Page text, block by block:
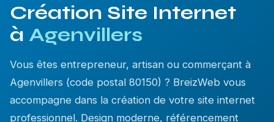
Création Site Internet
à Agenvillers
Vous êtes entrepreneur, artisan ou commerçant à
Agenvillers (code postal 80150) ? BreizWeb vous
accompagne dans la création de votre site internet
professionnel. Design moderne, référencement